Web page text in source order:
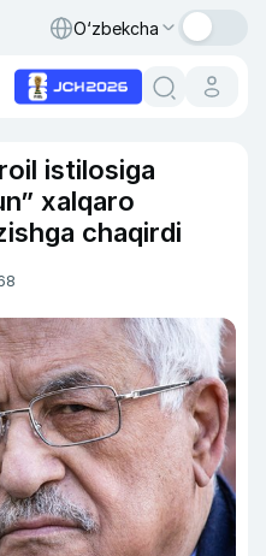
O‘zbekcha
istilosiga
xalqaro
chaqirdi